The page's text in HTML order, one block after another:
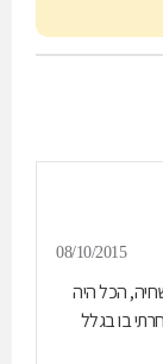
08/10/2015
הכל היה
בו בגלל